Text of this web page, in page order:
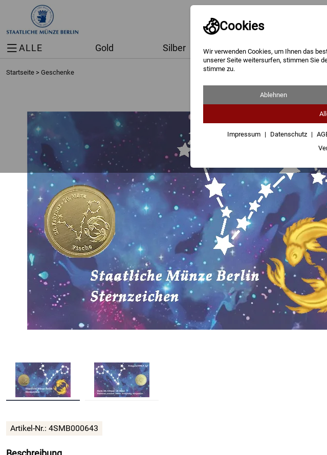
Cookies
Wir verwenden Cookies, um Ihnen das
unserer Seite weitersurfen, stimmen Sie
stimme zu.
Ablehnen
Impressum Datenschutz
ALLE Gold Silber Barren
Startseite > Geschenke
Artikel-Nr.: 4SMB000643